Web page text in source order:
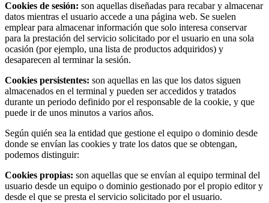
Cookies de sesión: son aquellas diseñadas para recabar y almacenar
datos mientras el usuario accede a una página web. Se suelen
emplear para almacenar información que solo interesa conservar
para la prestación del servicio solicitado por el usuario en una sola
ocasión (por ejemplo, una lista de productos adquiridos) y
desaparecen al terminar la sesión.
Cookies persistentes: son aquellas en las que los datos siguen
almacenados en el terminal y pueden ser accedidos y tratados
durante un periodo definido por el responsable de la cookie, y que
puede ir de unos minutos a varios años.
Según quién sea la entidad que gestione el equipo o dominio desde
donde se envían las cookies y trate los datos que se obtengan,
podemos distinguir:
Cookies propias: son aquellas que se envían al equipo terminal del
usuario desde un equipo o dominio gestionado por el propio editor y
desde el que se presta el servicio solicitado por el usuario.